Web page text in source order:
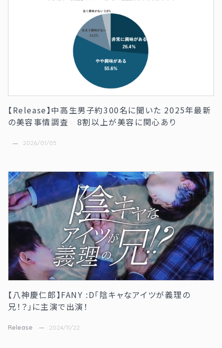
【Release】中高生男子約300名に聞いた 2025年最新
の美容事情調査 8割以上が美容に関心あり
2026/01/05
【八神慶仁郎】FANY :D「陰キャなアイツが義理の
兄！？」に主演で出演！
Release 2024/11/22